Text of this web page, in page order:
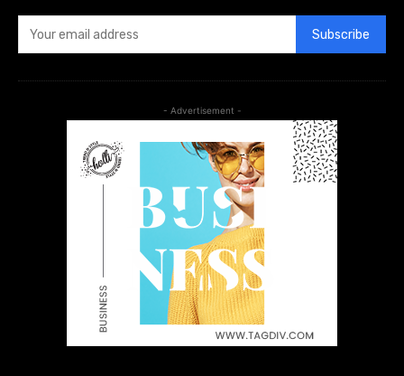
Subscribe
- Advertisement -